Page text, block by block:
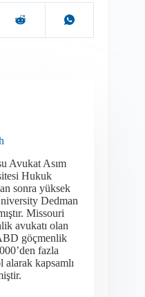
Avukat Asım
Hukuk
sonra yüksek
Dedman
Missouri
avukatı olan
göçmenlik
fazla
alarak kapsamlı